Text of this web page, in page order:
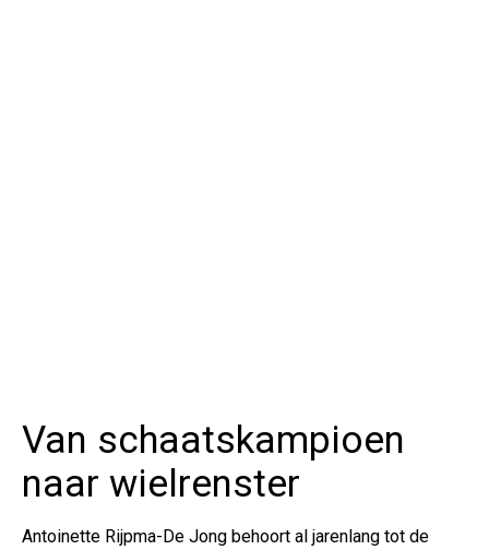
Van schaatskampioen
naar wielrenster
Antoinette Rijpma-De Jong behoort al jarenlang tot de